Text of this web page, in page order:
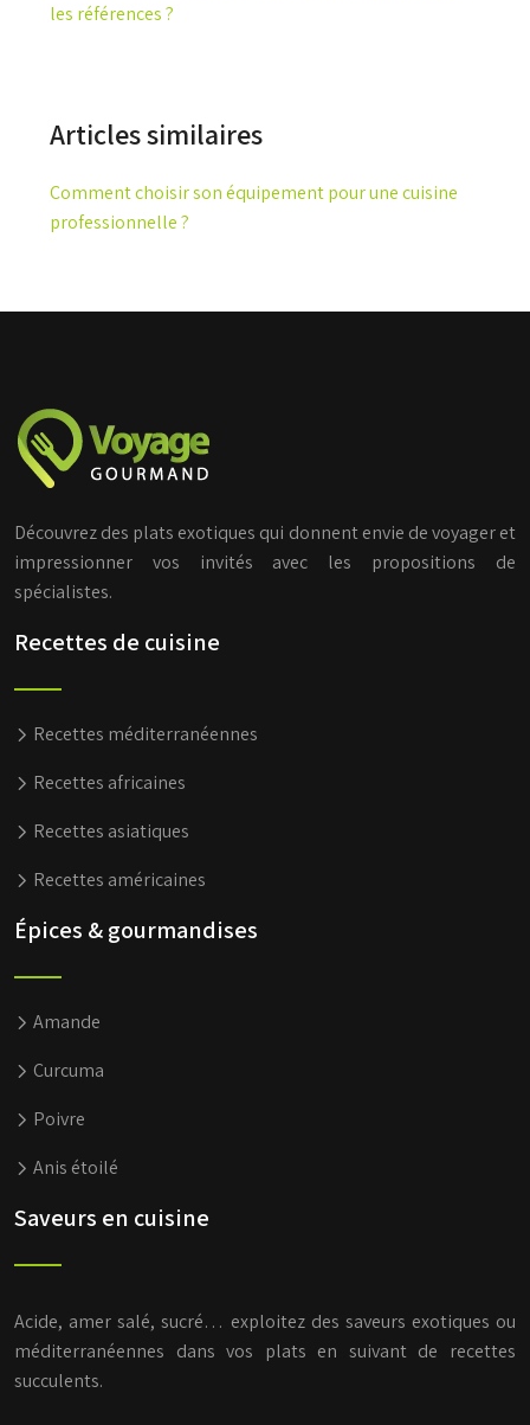
les références ?
Articles similaires
Comment choisir son équipement pour une cuisine
professionnelle ?
Découvrez des plats exotiques qui donnent envie de voyager et
impressionner vos invités avec les propositions de
spécialistes.
Recettes de cuisine
Recettes méditerranéennes
Recettes africaines
Recettes asiatiques
Recettes américaines
Épices & gourmandises
Amande
Curcuma
Poivre
Anis étoilé
Saveurs en cuisine
Acide, amer salé, sucré… exploitez des saveurs exotiques ou
méditerranéennes dans vos plats en suivant de recettes
succulents.